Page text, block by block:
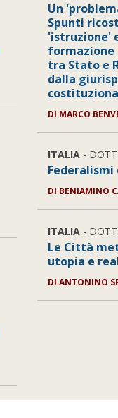
Un
Spunti
'istruzione'
formazione
tra Stato e
dalla
DI MARCO
ITALIA -
DI BENIAMINO
ITALIA -
Le Città
utopia e
DIANTONINO